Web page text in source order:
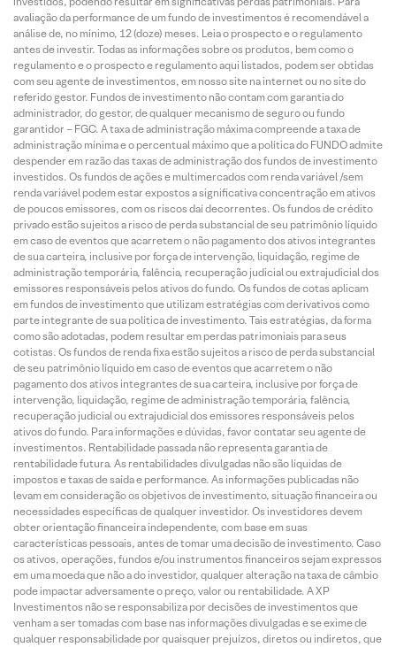
avaliação da performance de um fundo de investimentos é recomendável a
análise de, no mínimo, 12 (doze) meses. Leia o prospecto e o regulamento
antes de investir. Todas as informações sobre os produtos, bem como o
regulamento e o prospecto e regulamento aqui listados, podem ser obtidas
com seu agente de investimentos, em nosso site na internet ou no site do
referido gestor. Fundos de investimento não contam com garantia do
administrador, do gestor, de qualquer mecanismo de seguro ou fundo
garantidor – FGC. A taxa de administração máxima compreende a taxa de
administração mínima e o percentual máximo que a política do FUNDO admite
despender em razão das taxas de administração dos fundos de investimento
investidos. Os fundos de ações e multimercados com renda variável /sem
renda variável podem estar expostos a significativa concentração em ativos
de poucos emissores, com os riscos daí decorrentes. Os fundos de crédito
privado estão sujeitos a risco de perda substancial de seu patrimônio líquido
em caso de eventos que acarretem o não pagamento dos ativos integrantes
de sua carteira, inclusive por força de intervenção, liquidação, regime de
administração temporária, falência, recuperação judicial ou extrajudicial dos
emissores responsáveis pelos ativos do fundo. Os fundos de cotas aplicam
em fundos de investimento que utilizam estratégias com derivativos como
parte integrante de sua política de investimento. Tais estratégias, da forma
como são adotadas, podem resultar em perdas patrimoniais para seus
cotistas. Os fundos de renda fixa estão sujeitos a risco de perda substancial
de seu patrimônio líquido em caso de eventos que acarretem o não
pagamento dos ativos integrantes de sua carteira, inclusive por força de
intervenção, liquidação, regime de administração temporária, falência,
recuperação judicial ou extrajudicial dos emissores responsáveis pelos
ativos do fundo. Para informações e dúvidas, favor contatar seu agente de
investimentos. Rentabilidade passada não representa garantia de
rentabilidade futura. As rentabilidades divulgadas não são líquidas de
impostos e taxas de saída e performance. As informações publicadas não
levam em consideração os objetivos de investimento, situação financeira ou
necessidades específicas de qualquer investidor. Os investidores devem
obter orientação financeira independente, com base em suas
características pessoais, antes de tomar uma decisão de investimento. Caso
os ativos, operações, fundos e/ou instrumentos financeiros sejam expressos
em uma moeda que não a do investidor, qualquer alteração na taxa de câmbio
pode impactar adversamente o preço, valor ou rentabilidade. A XP
Investimentos não se responsabiliza por decisões de investimentos que
venham a ser tomadas com base nas informações divulgadas e se exime de
qualquer responsabilidade por quaisquer prejuízos, diretos ou indiretos, que